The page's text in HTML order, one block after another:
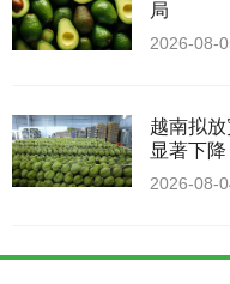
局
2026-08-
越南拟放宽
显著下降
2026-08-